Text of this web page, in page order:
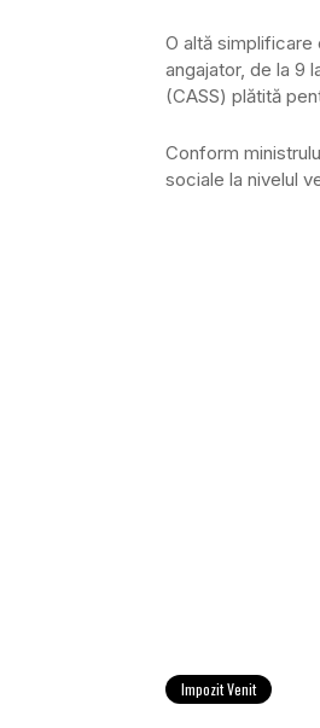
O altă simplificare
angajator, de la 9
(CASS) plătită
Conform
sociale la nivelul
Impozit Venit